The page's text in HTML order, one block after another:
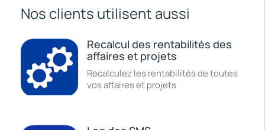
Nos clients utilisent aussi
Recalcul des rentabilités des
affaires et projets
Recalculez les rentabilités de toutes
vos affaires et projets